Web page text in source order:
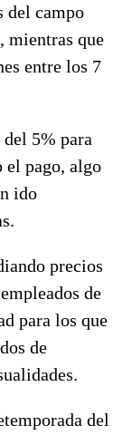
del campo
mientras que
entre los 7
del 5% para
el pago, algo
ido
precios
de
para los que
de
del